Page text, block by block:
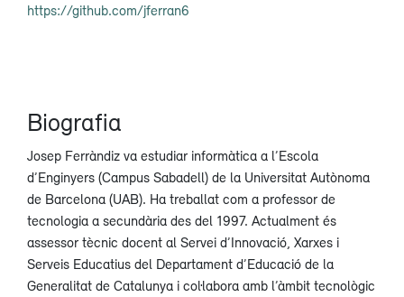
https://github.com/jferran6
Biografia
Josep Ferràndiz va estudiar informàtica a l’Escola
d’Enginyers (Campus Sabadell) de la Universitat Autònoma
de Barcelona (UAB). Ha treballat com a professor de
tecnologia a secundària des del 1997. Actualment és
assessor tècnic docent al Servei d’Innovació, Xarxes i
Serveis Educatius del Departament d’Educació de la
Generalitat de Catalunya i col·labora amb l’àmbit tecnològic